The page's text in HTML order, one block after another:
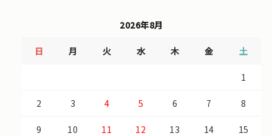
2026年8月
日 月 火 水 木 金 土
1
2 3 4 5 6 7 8
9 10 11 12 13 14 15